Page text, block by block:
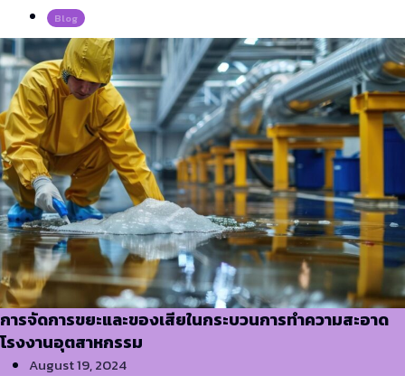
Blog
การจัดการขยะและของเสียในกระบวนการทำความสะอาด
โรงงานอุตสาหกรรม
August 19, 2024